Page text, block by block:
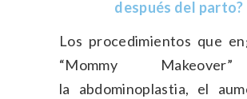
después del parto?
Los procedimientos que
“Mommy
la abdominoplastia, el